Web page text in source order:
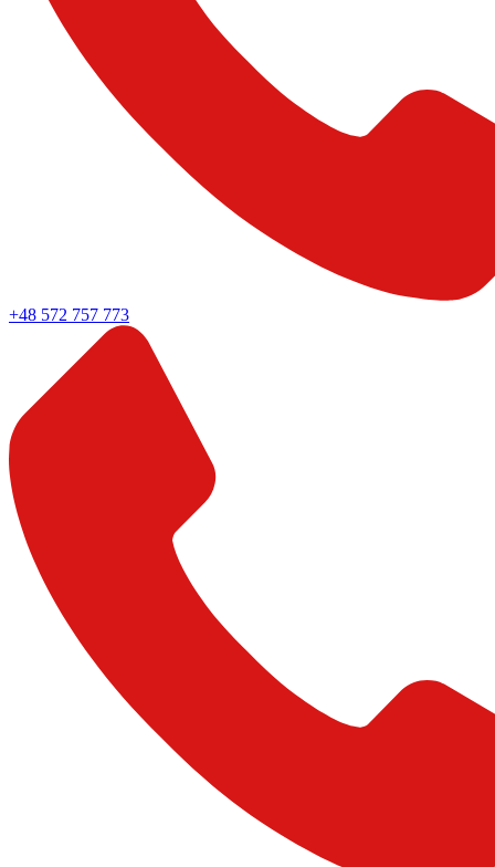
+48 572 757 773